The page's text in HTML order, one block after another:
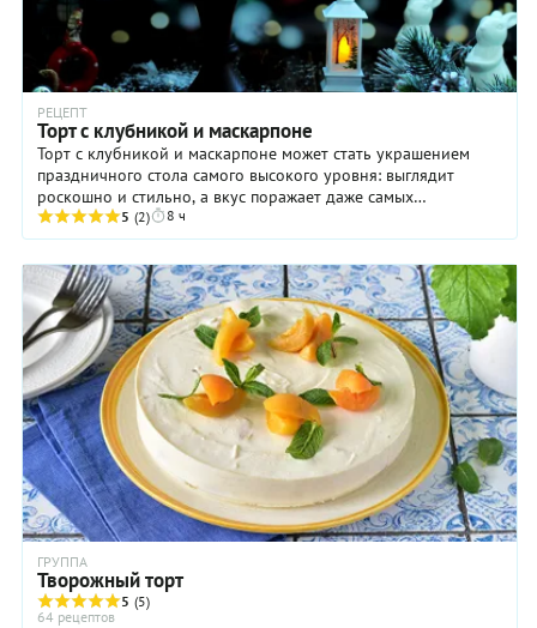
РЕЦЕПТ
Торт с клубникой и маскарпоне
Торт с клубникой и маскарпоне может стать украшением
праздничного стола самого высокого уровня: выглядит
роскошно и стильно, а вкус поражает даже самых
искушенных гурманов. Интересно, что внешний вид ...
5 (2) 8 ч
ГРУППА
Творожный торт
5 (5)
64 рецептов